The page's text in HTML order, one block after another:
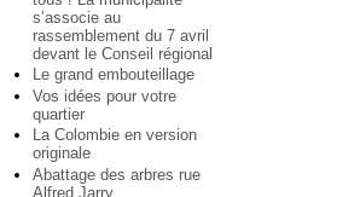
s’associe au
rassemblement du 7 avril
devant le Conseil régional
Le grand embouteillage
Vos idées pour votre
quartier
La Colombie en version
originale
Abattage des arbres rue
Alfred Jarry